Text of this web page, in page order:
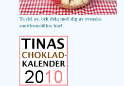
Ta del av, och dela med dig av svenska
smultronställen här!